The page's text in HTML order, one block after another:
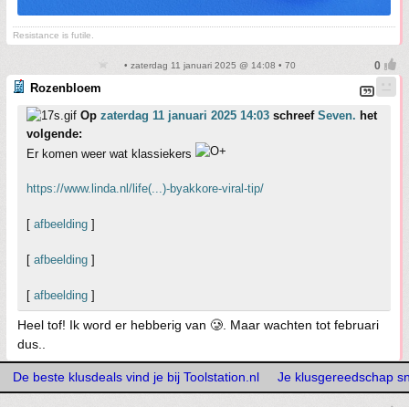
Resistance is futile.
• zaterdag 11 januari 2025 @ 14:08 • 70
Rozenbloem
Op zaterdag 11 januari 2025 14:03 schreef Seven. het
volgende:
Er komen weer wat klassiekers
https://www.linda.nl/life(...)-byakkore-viral-tip/
[ afbeelding ]
[ afbeelding ]
[ afbeelding ]
Heel tof! Ik word er hebberig van 🥲. Maar wachten tot februari
dus..
De beste klusdeals vind je bij Toolstation.nl Je klusgereedschap